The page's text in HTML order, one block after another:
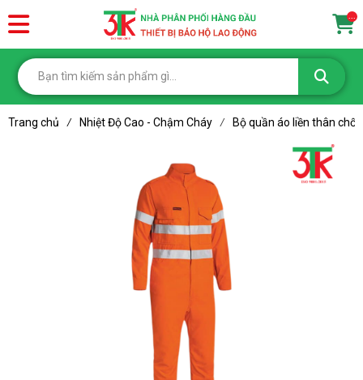
...
Trang chủ / Nhiệt Độ Cao - Chậm Cháy / Bộ quần áo liền thân